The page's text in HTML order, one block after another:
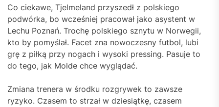
Co ciekawe, Tjelmeland przyszedł z polskiego
podwórka, bo wcześniej pracował jako asystent w
Lechu Poznań. Trochę polskiego sznytu w Norwegii,
kto by pomyślał. Facet zna nowoczesny futbol, lubi
grę z piłką przy nogach i wysoki pressing. Pasuje to
do tego, jak Molde chce wyglądać.
Zmiana trenera w środku rozgrywek to zawsze
ryzyko. Czasem to strzał w dziesiątkę, czasem